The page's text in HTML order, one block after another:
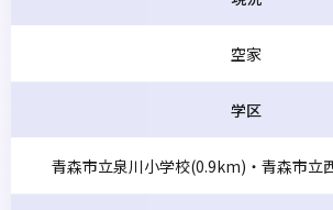
空家
学区
青森市立泉川小学校(0.9km)・青森市立